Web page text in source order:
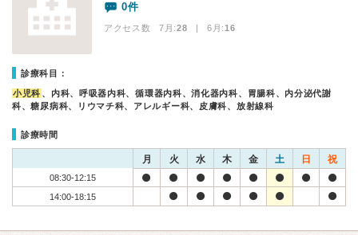
0件
アクセス数 7月:28 | 6月:16
診療科目：
小児科 、内科、呼吸器内科、循環器内科、消化器内科、胃腸科、内分泌代謝
科、糖尿病科、リウマチ科、アレルギー科、皮膚科、放射線科
診療時間
月 火 水 木 金 土 日 祝
08:30-12:15
14:00-18:15